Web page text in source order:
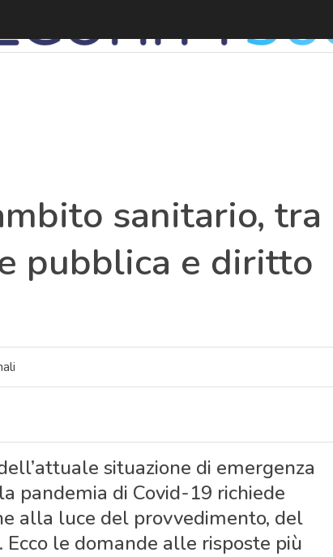
sanitario, tra
pubblica e diritto
situazione di emergenza
pandemia di Covid-19 richiede
alla luce del provvedimento, del
le domande alle risposte più